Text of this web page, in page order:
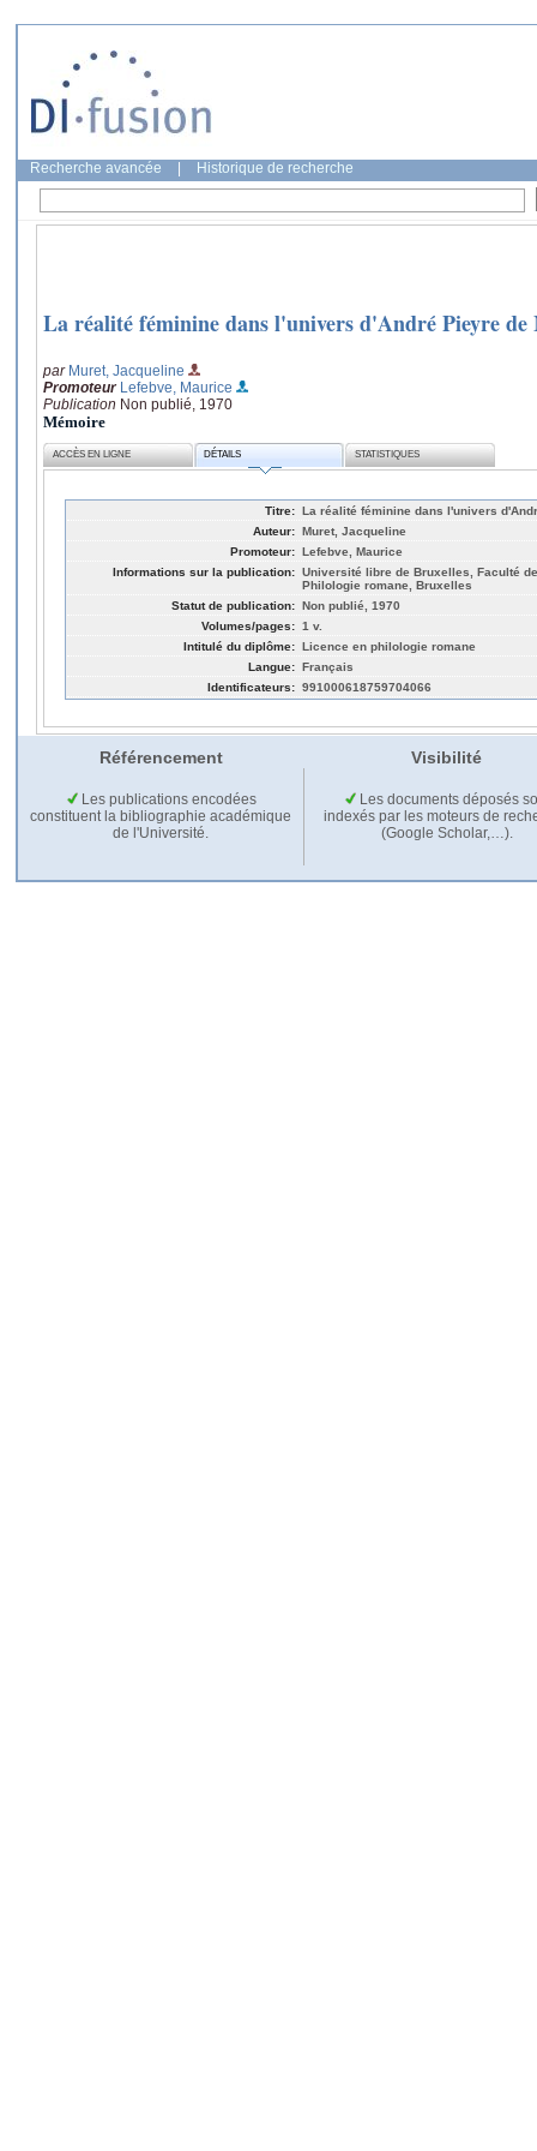
Recherche avancée Historique de recherche
La réalité féminine dans l'univers d'André Pieyre de
par Muret, Jacqueline
Promoteur Lefebve, Maurice
Publication Non publié, 1970
Mémoire
ACCÈS EN LIGNE DÉTAILS STATISTIQUES
Titre: La réalité féminine dans l'univers
Auteur: Muret, Jacqueline
Promoteur: Lefebve, Maurice
Informations sur la publication: Université libre de Bruxelles, Faculté
Philologie romane, Bruxelles
Statut de publication: Non publié, 1970
Volumes/pages: 1 v.
Intitulé du diplôme: Licence en philologie romane
Langue: Français
Identificateurs: 991000618759704066
Référencement Visibilité
Les publications encodées
constituent la bibliographie académique
de l'Université.
Les documents déposés
indexés par les moteurs de
(Google Scholar,…).